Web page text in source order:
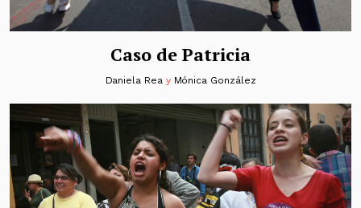
Caso de Patricia
Daniela Reay Mónica González